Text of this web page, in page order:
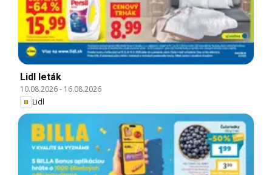
Lidl leták
10.08.2026- 16.08.2026
Lidl